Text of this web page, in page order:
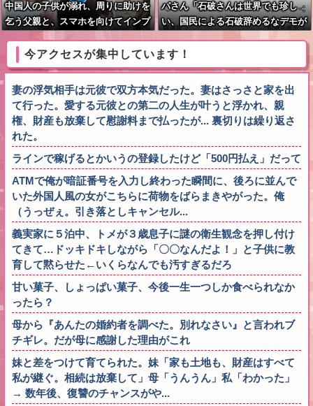
中国人の子供が溺れ、周りに助けを
乞う父親と、スマホを向けてインプ
パさん「石破さんは世界でも珍し
い、国民による石破辞めるなデモが
今アクセスが集中しています！
妻の浮気相手は元彼で双方本気だった。妻はさっさと家を出
て行った。愛する元彼との第二の人生が叶うと浮かれ、親
権、財産も放棄して慰謝料まで払ったが... 裏切りは繰り返さ
れた。
ラインで稼げるとかいうの登録したけど「500円払え」だって
ATMで俺が暗証番号を入力し終わった瞬間に、後ろに並んで
いた外国人風の女がこちらに荷物をばらまきやがった。俺
（うっぜぇ。引き落としキャンセル...
義実家に５泊中、トメが３歳息子に謎の衛生観念を押し付け
てきて…ドッキドキしながら「〇〇なんだよ！」と子供に教
育して黙らせた←いくらなんでも汚すぎるだろ
甘い菓子、しょっぱい菓子、今後一生一つしか食べられなか
ったら？
母から『あんたの婚約者を調べた。別れなさい』と言われブ
チギレ。だが母に感謝した理由がこれ
妹と差をつけて育てられた。妹「家も土地も、財産はすべて
私が継ぐ。相続は放棄して」母「うんうん」私「わかった」
→ 数年後、復讐のチャンスがや...